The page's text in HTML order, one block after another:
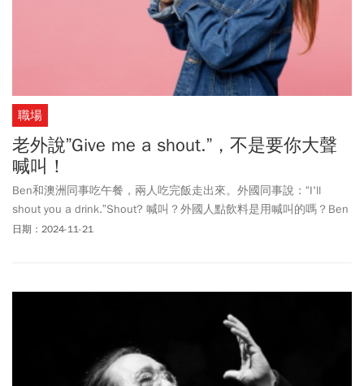
職場
老外說”Give me a shout.”，不是要你大聲
喊叫！
Ben和澳洲同事吃午餐，兩人吃完飯走出來。外國同事說：“I'll
shout you a drink.”Shout? 喊叫？外國人點飲料是用喊叫的嗎？Ben
看著老外手拿著一杯飲料走出來，沒怎麼喊叫。原來“shout you a
日期：2024-11-21